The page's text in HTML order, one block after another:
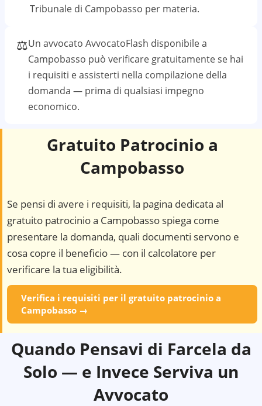
Tribunale di Campobasso per materia.
⚖️Un avvocato AvvocatoFlash disponibile a
Campobasso può verificare gratuitamente se hai
i requisiti e assisterti nella compilazione della
domanda — prima di qualsiasi impegno
economico.
Gratuito Patrocinio a
Campobasso
Se pensi di avere i requisiti, la pagina dedicata al
gratuito patrocinio a Campobasso spiega come
presentare la domanda, quali documenti servono e
cosa copre il beneficio — con il calcolatore per
verificare la tua eligibilità.
Verifica i requisiti per il gratuito patrocinio a
Campobasso →
Quando Pensavi di Farcela da
Solo — e Invece Serviva un
Avvocato